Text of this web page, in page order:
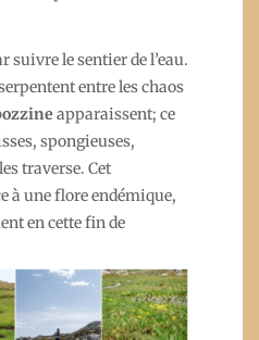
suivre le sentier de l’eau.
entre les chaos
apparaissent; ce
spongieuses,
traverse. Cet
à une flore endémique,
en cette fin de